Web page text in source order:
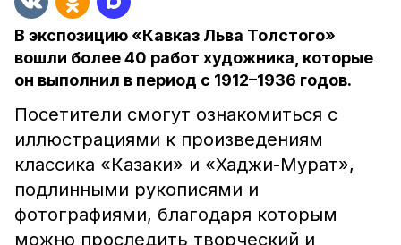
В экспозицию «Кавказ Льва Толстого»
вошли более 40 работ художника, которые
он выполнил в период с 1912–1936 годов.
Посетители смогут ознакомиться с
иллюстрациями к произведениям
классика «Казаки» и «Хаджи-Мурат»,
подлинными рукописями и
фотографиями, благодаря которым
можно проследить творческий и